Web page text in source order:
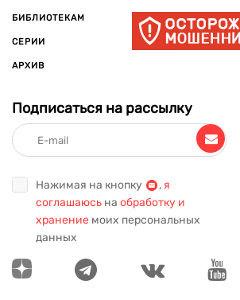
БИБЛИОТЕКАМ
СЕРИИ
АРХИВ
Подписаться на рассылку
Нажимая на кнопку , я
соглашаюсь на обработку и
хранение моих персональных
данных